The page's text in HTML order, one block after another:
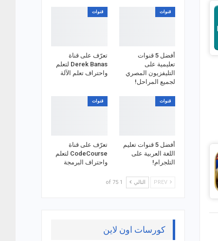
قنوات
أفضل 5 قنوات
تعليمية على
التليفزيون المصري
لجميع المراحل!
قنوات
تعرّف على قناة
Derek Banas لتعلم
واحتراف تعلم الآلة
قنوات
أفضل 5 قنوات تعليم
اللغة العربية على
التلجرام!
قنوات
تعرّف على قناة
CodeCourse لتعلم
واحتراف البرمجة
التالي 1 of 75
كورسات اون لاين